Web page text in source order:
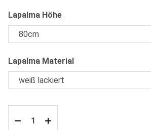
Lapalma Höheauswählen
Lapalma Materialauswählen